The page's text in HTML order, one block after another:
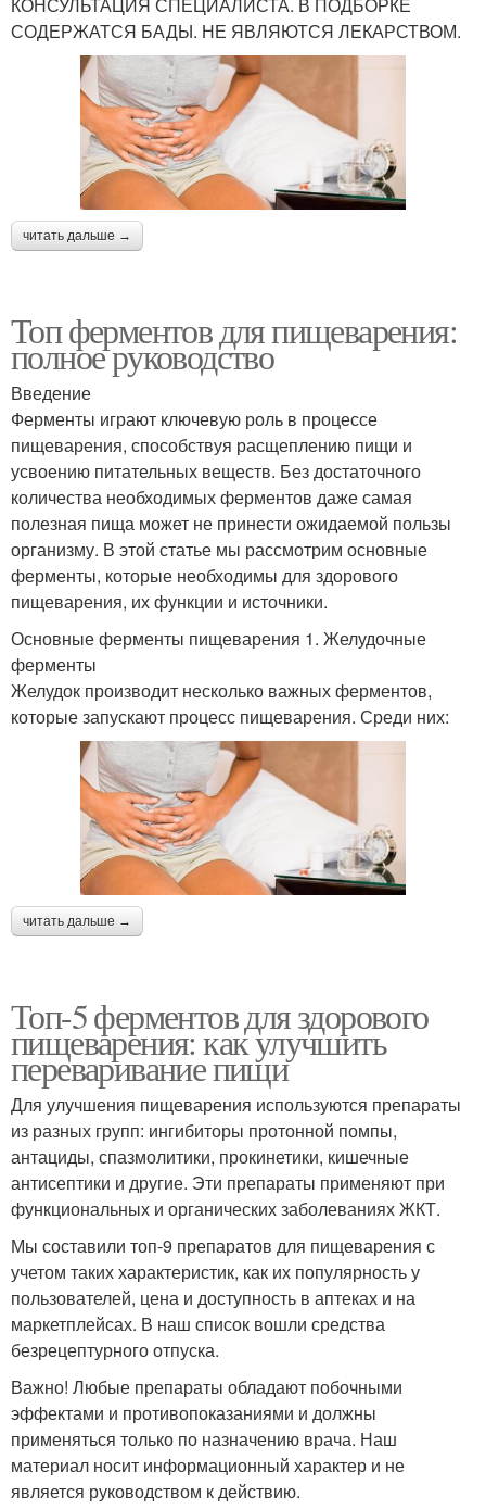
СОДЕРЖАТСЯ БАДЫ. НЕ ЯВЛЯЮТСЯ ЛЕКАРСТВОМ.
читать дальше →
Топ ферментов для пищеварения:
полное руководство
Введение
Ферменты играют ключевую роль в процессе
пищеварения, способствуя расщеплению пищи и
усвоению питательных веществ. Без достаточного
количества необходимых ферментов даже самая
полезная пища может не принести ожидаемой пользы
организму. В этой статье мы рассмотрим основные
ферменты, которые необходимы для здорового
пищеварения, их функции и источники.
Основные ферменты пищеварения 1. Желудочные
ферменты
Желудок производит несколько важных ферментов,
которые запускают процесс пищеварения. Среди них:
читать дальше →
Топ-5 ферментов для здорового
пищеварения: как улучшить
переваривание пищи
Для улучшения пищеварения используются препараты
из разных групп: ингибиторы протонной помпы,
антациды, спазмолитики, прокинетики, кишечные
антисептики и другие. Эти препараты применяют при
функциональных и органических заболеваниях ЖКТ.
Мы составили топ-9 препаратов для пищеварения с
учетом таких характеристик, как их популярность у
пользователей, цена и доступность в аптеках и на
маркетплейсах. В наш список вошли средства
безрецептурного отпуска.
Важно! Любые препараты обладают побочными
эффектами и противопоказаниями и должны
применяться только по назначению врача. Наш
материал носит информационный характер и не
является руководством к действию.